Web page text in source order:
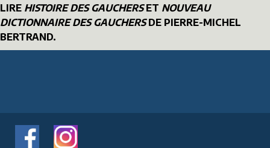
LIRE HISTOIRE DES GAUCHERSET NOUVEAU
DICTIONNAIRE DES GAUCHERSDE PIERRE-MICHEL
BERTRAND.